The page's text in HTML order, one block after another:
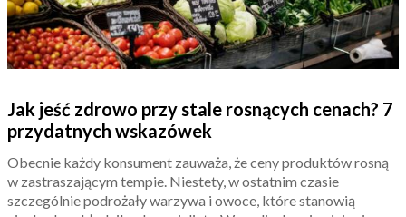
Jak jeść zdrowo przy stale rosnących cenach? 7
przydatnych wskazówek
Obecnie każdy konsument zauważa, że ceny produktów rosną
w zastraszającym tempie. Niestety, w ostatnim czasie
szczególnie podrożały warzywa i owoce, które stanowią